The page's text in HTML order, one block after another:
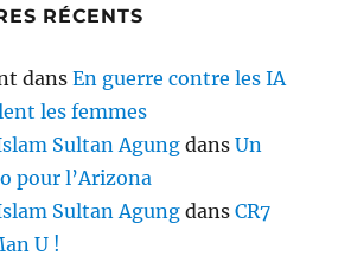
RÉCENTS
dansEn guerre contre les IA
les femmes
Sultan Agung dansUn
pour l’Arizona
Sultan Agung dansCR7
U !